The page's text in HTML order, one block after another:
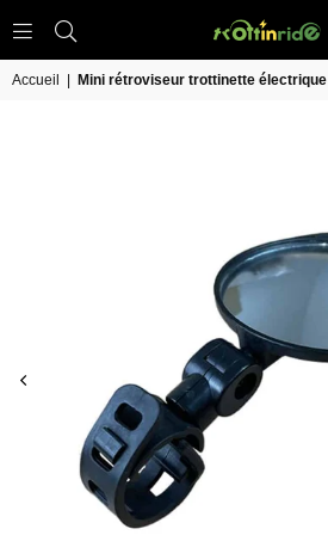
IN
Accueil Mini rétroviseur trottinette électrique